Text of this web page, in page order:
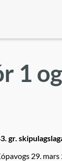
1
gr.
29.